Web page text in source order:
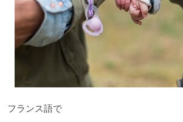
フランス語で